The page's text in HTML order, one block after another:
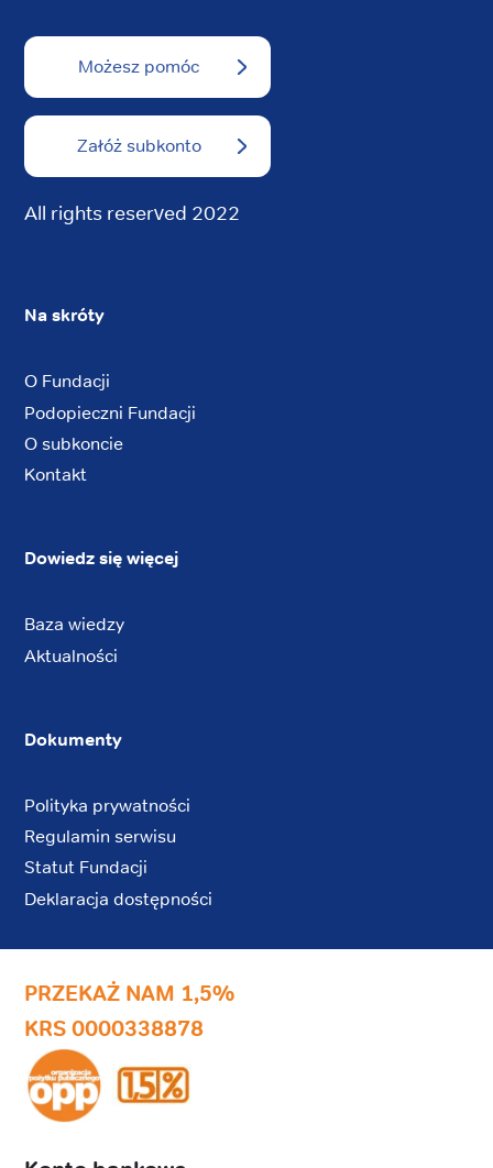
Możesz pomóc
Załóż subkonto
All rights reserved 2022
Na skróty
O Fundacji
Podopieczni Fundacji
O subkoncie
Kontakt
Dowiedz się więcej
Baza wiedzy
Aktualności
Dokumenty
Polityka prywatności
Regulamin serwisu
Statut Fundacji
Deklaracja dostępności
PRZEKAŻ NAM 1,5%
KRS 0000338878